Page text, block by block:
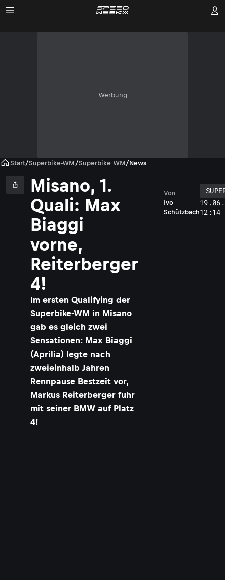
Werbung
Start/Superbike-WM /Superbike WM/News
Misano, 1.
Quali: Max
Biaggi
vorne,
Reiterberger
4!
Im ersten Qualifying der
Superbike-WM in Misano
gab es gleich zwei
Sensationen: Max Biaggi
(Aprilia) legte nach
zweieinhalb Jahren
Rennpause Bestzeit vor,
Markus Reiterberger fuhr
mit seiner BMW auf Platz
4!
Ivo
Schützbach
Von
12:14